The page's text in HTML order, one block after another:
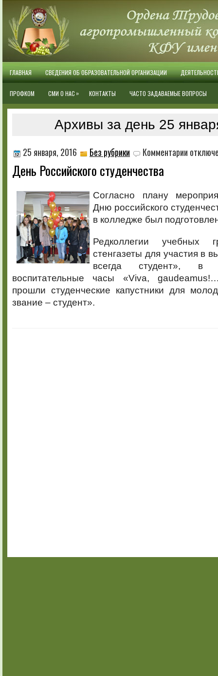
ГЛАВНАЯ СВЕДЕНИЯ ОБ ОБРАЗОВАТЕЛЬНОЙ ОРГАНИЗАЦИИ
ПРОФКОМ СМИ О НАС » КОНТАКТЫ ЧАСТО ЗАДАВАЕМЫЕ ВОПРОСЫ
Архивы за день 25
25 января, 2016 Без рубрики Комментарии записи
День Российского студенчества
Согласно плану
Дню российского
в колледже был
Редколлегии учебных
стенгазеты для участия в
всегда студент», в
воспитательные часы «Viva,
прошли студенческие капустники для
звание – студент».